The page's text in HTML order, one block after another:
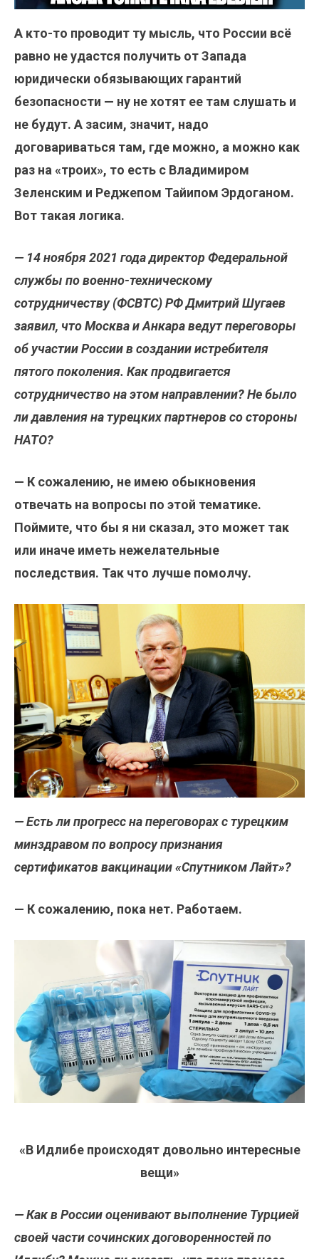
А кто-то проводит ту мысль, что России всё
равно не удастся получить от Запада
юридически обязывающих гарантий
безопасности — ну не хотят ее там слушать и
не будут. А засим, значит, надо
договариваться там, где можно, а можно как
раз на «троих», то есть с Владимиром
Зеленским и Реджепом Тайипом Эрдоганом.
Вот такая логика.
— 14 ноября 2021 года директор Федеральной
службы по военно-техническому
сотрудничеству (ФСВТС) РФ Дмитрий Шугаев
заявил, что Москва и Анкара ведут переговоры
об участии России в создании истребителя
пятого поколения. Как продвигается
сотрудничество на этом направлении? Не было
ли давления на турецких партнеров со стороны
НАТО?
— К сожалению, не имею обыкновения
отвечать на вопросы по этой тематике.
Поймите, что бы я ни сказал, это может так
или иначе иметь нежелательные
последствия. Так что лучше помолчу.
— Есть ли прогресс на переговорах с турецким
минздравом по вопросу признания
сертификатов вакцинации «Спутником Лайт»?
— К сожалению, пока нет. Работаем.
«‎В Идлибе происходят довольно интересные
вещи»
— Как в России оценивают выполнение Турцией
своей части сочинских договоренностей по